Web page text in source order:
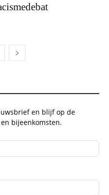
en blijf op de
bijeenkomsten.